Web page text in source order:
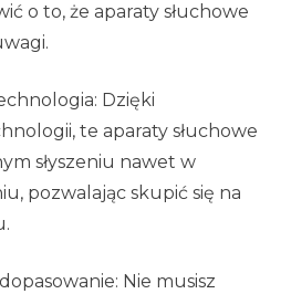
o to, że aparaty słuchowe
Dzięki
te aparaty słuchowe
słyszeniu nawet w
pozwalając skupić się na
Nie musisz